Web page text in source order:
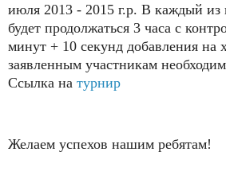
июля 2013 - 2015 г.р. В каждый из
будет продолжаться 3 часа с
минут + 10 секунд добавления на
заявленным участникам
Ссылка на турнир
Желаем успехов нашим ребятам!